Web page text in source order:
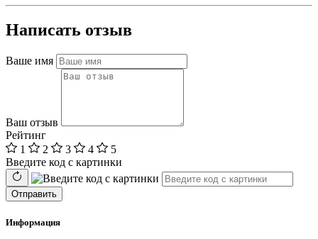
Написать отзыв
Ваше имя
Ваш отзыв
Рейтинг
1
2 3 4
5
Введите код с картинки
Отправить
Информация